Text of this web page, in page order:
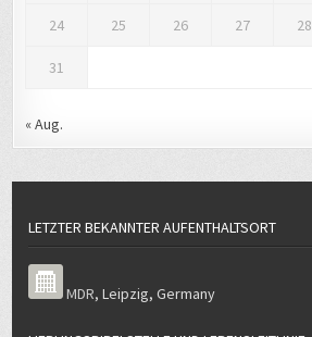
24 25 26 27 28
31
« Aug.
LETZTER BEKANNTER AUFENTHALTSORT
MDR,Leipzig,Germany